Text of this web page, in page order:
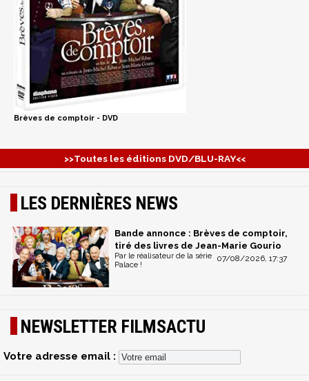
Brèves de comptoir - DVD
>>Toutes les éditions DVD/BLU-RAY<<
LES DERNIÈRES NEWS
Bande annonce : Brèves de comptoir,
tiré des livres de Jean-Marie Gourio
07/08/2026, 17:37
Par le réalisateur de la série
Palace !
NEWSLETTER FILMSACTU
Votre adresse email :